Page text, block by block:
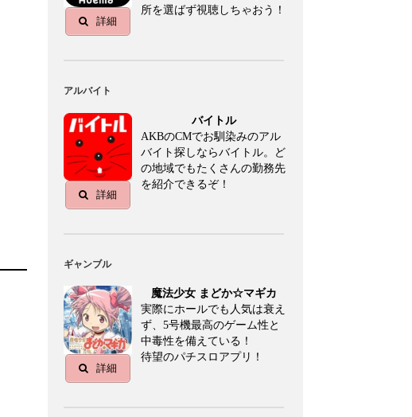
詳細
所を選ばず視聴しちゃおう！
アルバイト
詳細
バイトル
AKBのCMでお馴染みのアル
バイト探しならバイトル。ど
の地域でもたくさんの勤務先
を紹介できるぞ！
ギャンブル
詳細
魔法少女 まどか☆マギカ
実際にホールでも人気は衰え
ず、5号機最高のゲーム性と
中毒性を備えている！
待望のパチスロアプリ！